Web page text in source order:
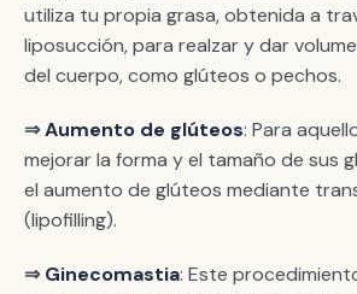
utiliza tu propia grasa, obtenida a
liposucción, para realzar y dar
del cuerpo, como glúteos o pechos.
⇒Aumento de glúteos: Para
mejorar la forma y el tamaño de sus
el aumento de glúteos mediante
(lipofilling).
⇒Ginecomastia: Este